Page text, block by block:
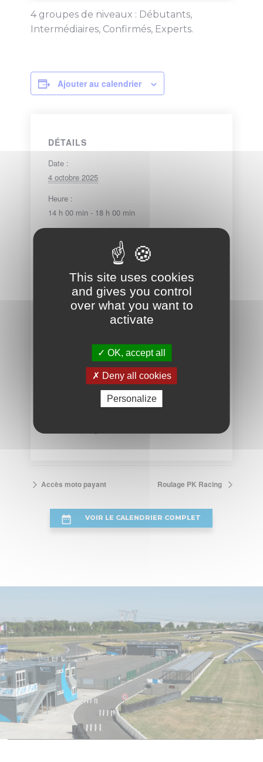
4 groupes de niveaux : Débutants,
Intermédiaires, Confirmés, Experts.
Ajouter au calendrier
DÉTAILS
Date :
4 octobre 2025
Heure :
14 h 00 min - 18 h 00 min
Roulage PK Racing
CATÉGORIE LOCATION
ORGANISATEUR
06 33 28 21 56
pkracingdays@gmail.com
Accès moto payant Roulage PK Racing
VOIR LE CALENDRIER COMPLET
This site uses cookies
and gives you control
over what you want to
activate
OK, accept all
Deny all cookies
Personalize